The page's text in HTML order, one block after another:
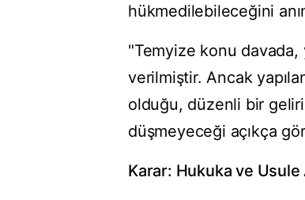
hükmedilebileceğini
"Temyize konu davada,
verilmiştir. Ancak
olduğu, düzenli bir
düşmeyeceği açıkça
Karar: Hukuka ve Usule